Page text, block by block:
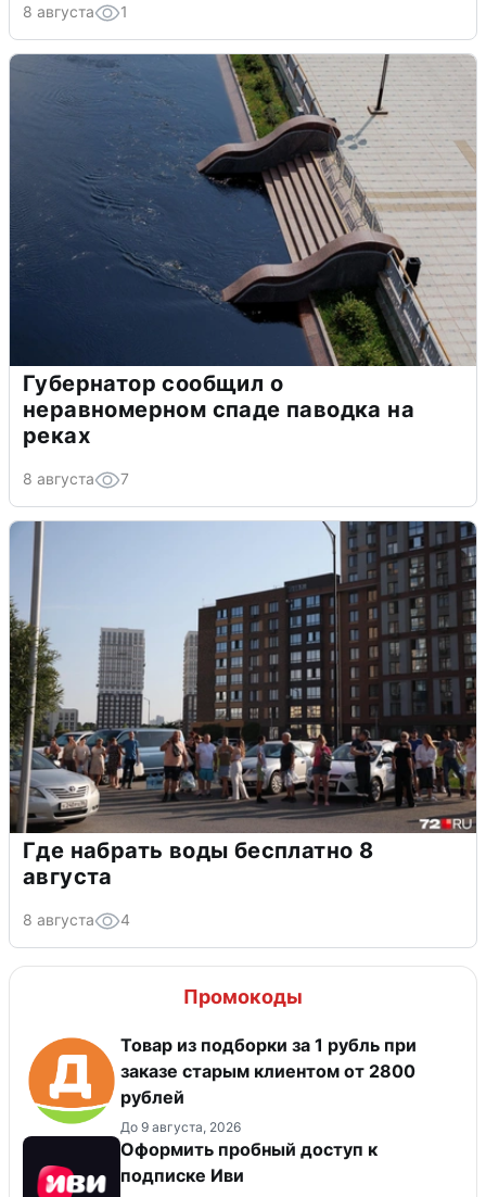
8 августа 1
Губернатор сообщил о
неравномерном спаде паводка на
реках
8 августа 7
Где набрать воды бесплатно 8
августа
8 августа 4
Промокоды
Товар из подборки за 1 рубль при
заказе старым клиентом от 2800
рублей
До 9 августа, 2026
Оформить пробный доступ к
подписке Иви